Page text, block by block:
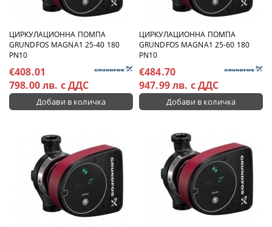
ЦИРКУЛАЦИОННА ПОМПА
GRUNDFOS MAGNA1 25-40 180
PN10
€408.01
798.00 лв. с ДДС
ЦИРКУЛАЦИОННА ПОМПА
GRUNDFOS MAGNA1 25-60 180
PN10
€484.70
947.99 лв. с ДДС